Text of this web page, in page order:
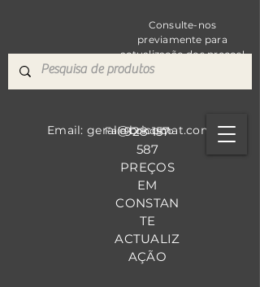
Consulte-nos
previamente para
actualização dos preços!
928 157
587
PREÇOS
EM
CONSTAN
TE
ACTUALIZ
AÇÃO
Fale Conosco
Email: geral@bricomat.com